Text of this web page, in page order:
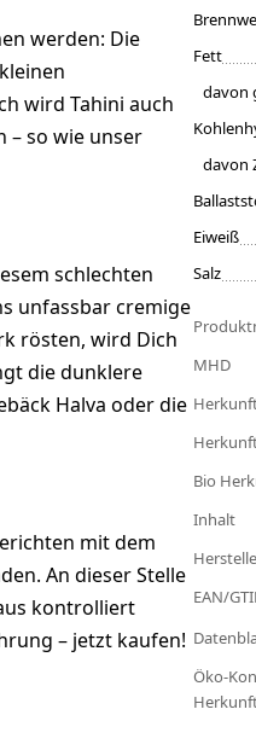
werden: Die
wird Tahini auch
– so wie unser
schlechten
unfassbar cremige
rösten, wird Dich
die dunklere
Halva oder die
mit dem
An dieser Stelle
kontrolliert
– jetzt kaufen!
Fett
davon
davon
Eiweiß
Salz
MHD
Bio
Inhalt
EAN/
Öko-